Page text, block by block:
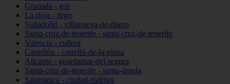
Granada - gor
La-rioja - tirgo
Valladolid - villanueva-de-duero
Santa-cruz-de-tenerife - santa-cruz-de-tenerife
Valencia - cullera
Castellón - castelló-de-la-plana
Alicante - guardamar-del-segura
Santa-cruz-de-tenerife - santa-úrsula
Salamanca - ciudad-rodrigo